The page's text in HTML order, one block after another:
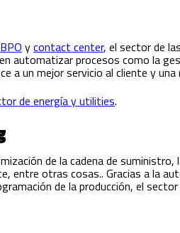
BPO ycontact center, el sector de
automatizar procesos como la
a un mejor servicio al cliente y una
de energía y utilities.
de la cadena de
entre otras cosas.. Gracias a la
de la producción, el